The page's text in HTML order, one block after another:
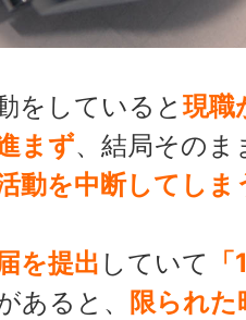
をしていると現職
まず、結局その
動を中断してしま
を提出 していて
あると、
限られ